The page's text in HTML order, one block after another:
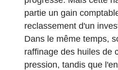
partie un gain
reclassement d'un
Dans le même temps,
raffinage des huiles de
pression, tandis que